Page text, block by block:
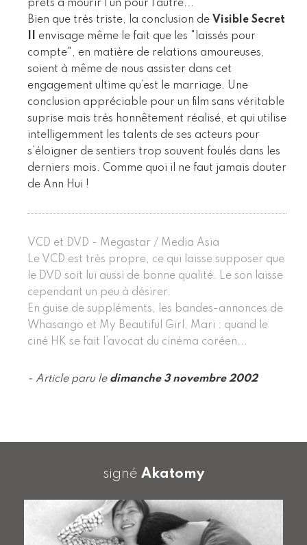
prêts à mourir l’un pour l’autre...
Bien que très triste, la conclusion de Visible Secret
envisage même le fait que les "laissés pour
compte", en matière de relations amoureuses,
soient à même de nous assister dans cet
engagement ultime qu’est le marriage. Une
conclusion appréciable pour un film sans véritable
suprise mais très honnêtement réalisé, et qui utilise
intelligemment les talents de ses acteurs pour
s’éloigner de sentiers trop souvent foulés dans les
derniers mois. Comme quoi il ne faut jamais douter
de Ann Hui !
VCD et DVD - Megastar / Media Asia
Le VCD est très propre, ce qui laisse supposer que
le DVD soit lui aussi de bonne qualité. Le son laisse
cependant un peu à désirer.
En guise de suppléments, les bandes-annonces de
Whasango et My Beautiful Girl, Mari : quand le
ciné HK se fait l’avocat du cinéma coréen...
- Article paru le dimanche 3 novembre 2002
signé Akatomy